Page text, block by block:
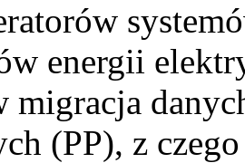
energii
migracja
(PP), z